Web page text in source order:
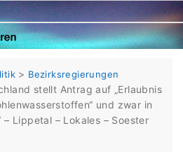
> Bezirksregierungen
stellt Antrag auf „Erlaubnis
und zwar in
– Lippetal – Lokales – Soester